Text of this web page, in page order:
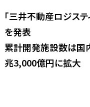
「三井不動産ロジス
を発表
累計開発施設数は国
兆3,000億円に拡大